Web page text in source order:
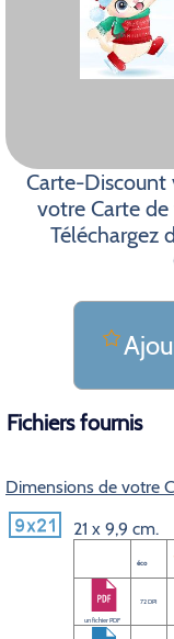
Carte-Discount
votre Carte
Téléchargez
Fichiers fournis
Dimensions de votre
21 x 9,9 cm.
éco
un fichier PDF
72 DPI